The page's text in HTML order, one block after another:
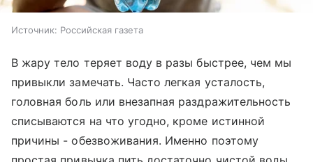
Источник: Российская газета
В жару тело теряет воду в разы быстрее, чем мы
привыкли замечать. Часто легкая усталость,
головная боль или внезапная раздражительность
списываются на что угодно, кроме истинной
причины - обезвоживания. Именно поэтому